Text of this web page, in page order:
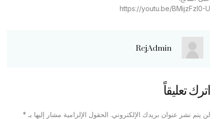
https://youtu.be/BMijzFzl0-U
RejAdmin
اترك تعليقاً
لن يتم نشر عنوان بريدك الإلكتروني. الحقول الإلزامية مشار إليها بـ *